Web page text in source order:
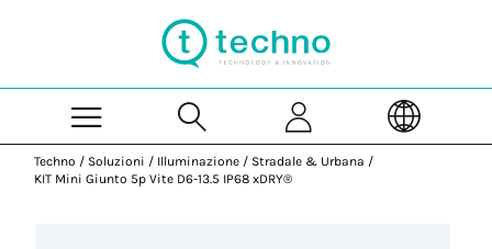
Techno / Soluzioni / Illuminazione / Stradale & Urbana /
KIT Mini Giunto 5p Vite D6-13.5 IP68 xDRY®